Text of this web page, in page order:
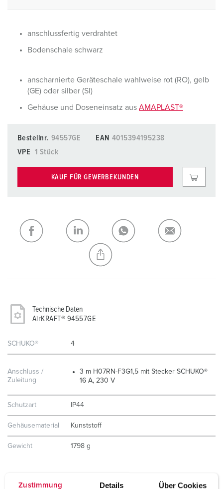
Zustimmung Details Über Cookies
anschlussfertig verdrahtet
Bodenschale schwarz
anscharnierte Geräteschale wahlweise rot (RO), gelb
(GE) oder silber (SI)
Gehäuse und Doseneinsatz aus AMAPLAST®
Bestellnr. 94557GE EAN 4015394195238
VPE
1 Stück
KAUF FÜR GEWERBEKUNDEN
Technische Daten
AirKRAFT® 94557GE
SCHUKO® 4
Anschluss /
Zuleitung
3 m H07RN-F3G1,5 mit Stecker SCHUKO®
16 A, 230 V
Schutzart IP44
Gehäusematerial Kunststoff
Gewicht 1798 g